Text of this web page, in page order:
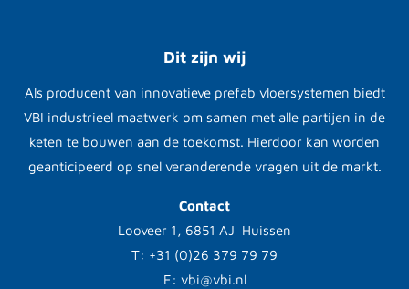
Dit zijn wij
Als producent van innovatieve prefab vloersystemen biedt
VBI industrieel maatwerk om samen met alle partijen in de
keten te bouwen aan de toekomst. Hierdoor kan worden
geanticipeerd op snel veranderende vragen uit de markt.
Contact
Looveer 1, 6851 AJ Huissen
T: +31 (0)26 379 79 79
E: vbi@vbi.nl